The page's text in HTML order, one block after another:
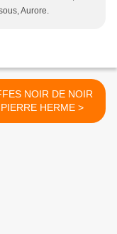
Aurore.
NOIR DE NOIR
DE PIERRE HERME >